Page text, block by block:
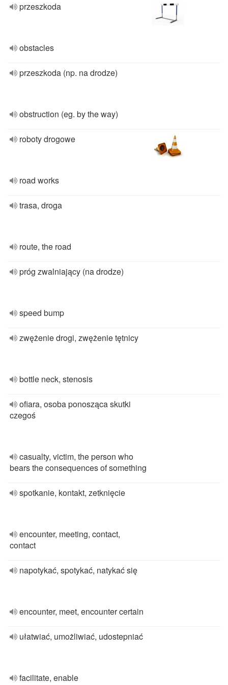
przeszkoda
obstacles
przeszkoda (np. na drodze)
obstruction (eg. by the way)
roboty drogowe
road works
trasa, droga
route, the road
próg zwalniający (na drodze)
speed bump
zwężenie drogi, zwężenie tętnicy
bottle neck, stenosis
ofiara, osoba ponosząca skutki
czegoś
casualty, victim, the person who
bears the consequences of something
spotkanie, kontakt, zetknięcie
encounter, meeting, contact,
contact
napotykać, spotykać, natykać się
encounter, meet, encounter certain
ułatwiać, umożliwiać, udostepniać
facilitate, enable